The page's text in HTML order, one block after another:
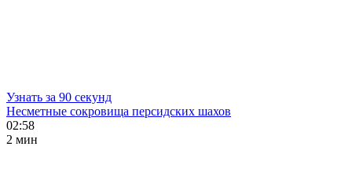
Узнать за 90 секунд
Несметные сокровища персидских шахов
02:58
2 мин